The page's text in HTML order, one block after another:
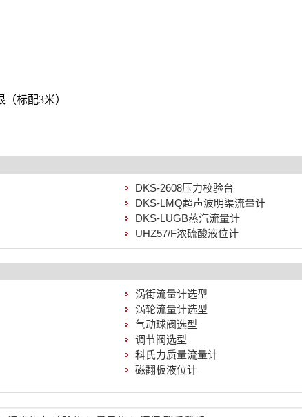
标配3米）
DKS-2608压力校验台
DKS-LMQ超声波明渠流量计
DKS-LUGB蒸汽流量计
UHZ57/F浓硫酸液位计
涡街流量计选型
涡轮流量计选型
气动球阀选型
调节阀选型
科氏力质量流量计
磁翻板液位计